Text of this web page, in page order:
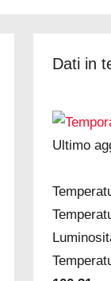
Dati in
Ultimo